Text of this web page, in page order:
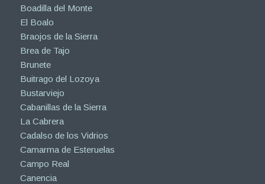
Boadilla del Monte
El Boalo
Braojos de la Sierra
Brea de Tajo
Brunete
Buitrago del Lozoya
Bustarviejo
Cabanillas de la Sierra
La Cabrera
Cadalso de los Vidrios
Camarma de Esteruelas
Campo Real
Canencia